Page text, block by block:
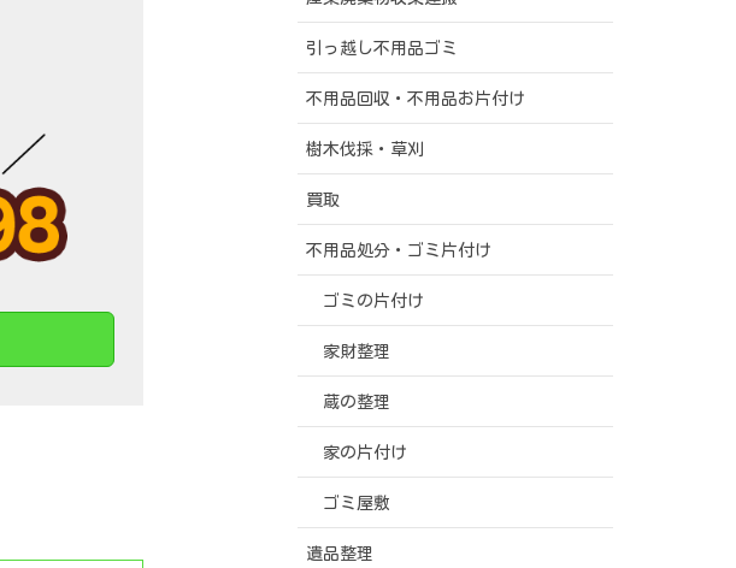
引っ越し不用品ゴミ
不用品回収・不用品お片付け
樹木伐採・草刈
買取
不用品処分・ゴミ片付け
ゴミの片付け
家財整理
蔵の整理
家の片付け
ゴミ屋敷
遺品整理